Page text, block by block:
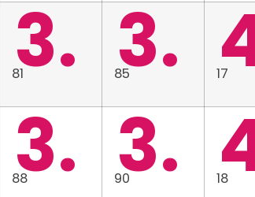
3.
81 3.
85 17
3.
88 3.
90 18